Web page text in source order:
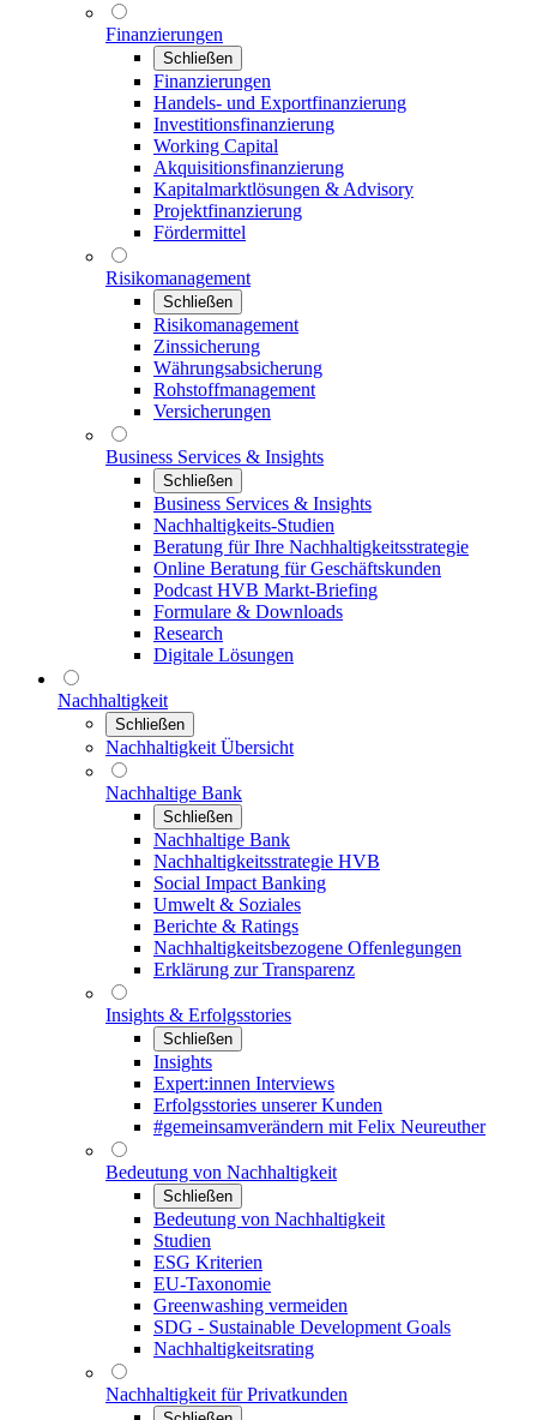
Finanzierungen
Schließen
Finanzierungen
Handels- und Exportfinanzierung
Investitionsfinanzierung
Working Capital
Akquisitionsfinanzierung
Kapitalmarktlösungen & Advisory
Projektfinanzierung
Fördermittel
Risikomanagement
Schließen
Risikomanagement
Zinssicherung
Währungsabsicherung
Rohstoffmanagement
Versicherungen
Business Services & Insights
Schließen
Business Services & Insights
Nachhaltigkeits-Studien
Beratung für Ihre Nachhaltigkeitsstrategie
Online Beratung für Geschäftskunden
Podcast HVB Markt-Briefing
Formulare & Downloads
Research
Digitale Lösungen
Nachhaltigkeit
Schließen
Nachhaltigkeit Übersicht
Nachhaltige Bank
Schließen
Nachhaltige Bank
Nachhaltigkeitsstrategie HVB
Social Impact Banking
Umwelt & Soziales
Berichte & Ratings
Nachhaltigkeitsbezogene Offenlegungen
Erklärung zur Transparenz
Insights & Erfolgsstories
Schließen
Insights
Expert:innen Interviews
Erfolgsstories unserer Kunden
#gemeinsamverändern mit Felix Neureuther
Bedeutung von Nachhaltigkeit
Schließen
Bedeutung von Nachhaltigkeit
Studien
ESG Kriterien
EU-Taxonomie
Greenwashing vermeiden
SDG - Sustainable Development Goals
Nachhaltigkeitsrating
Nachhaltigkeit für Privatkunden